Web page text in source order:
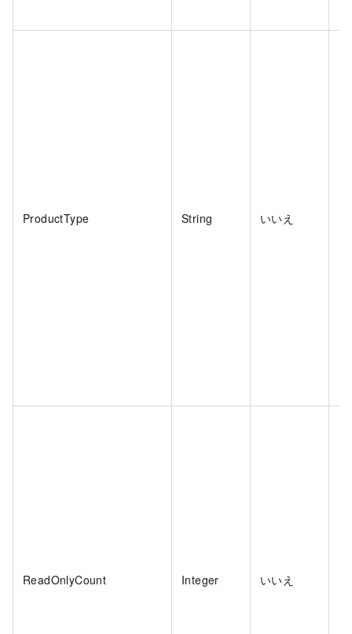
ProductType String いいえ
ReadOnlyCount Integer いいえ